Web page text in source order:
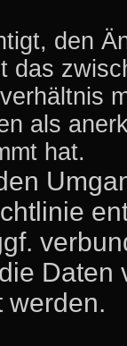
den
das
als
hat.
werden.